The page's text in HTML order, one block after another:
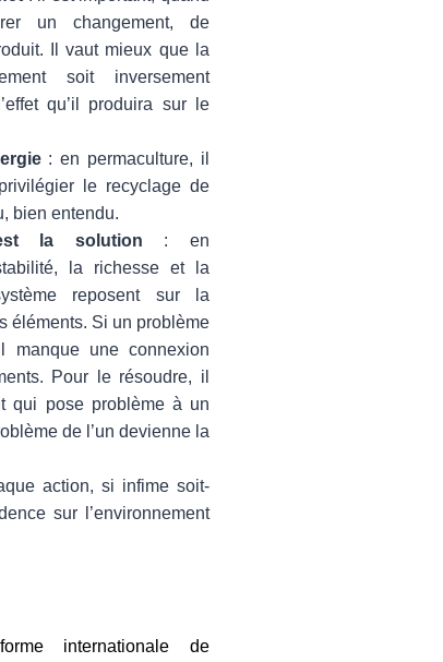
un changement, de
Il vaut mieux que la
soit inversement
qu’il produira sur le
: en permaculture, il
le recyclage de
bien entendu.
la solution : en
la richesse et la
reposent sur la
éléments. Si un problème
manque une connexion
Pour le résoudre, il
qui pose problème à un
de l’un devienne la
action, si infime soit-
sur l’environnement
internationale de